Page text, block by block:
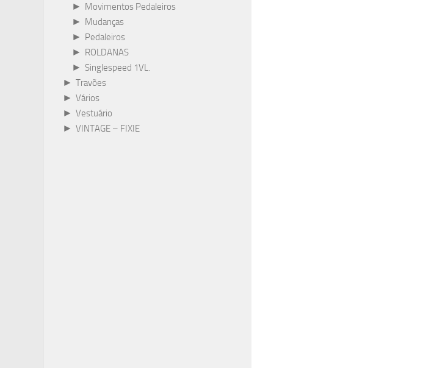
► Movimentos Pedaleiros
► Mudanças
► Pedaleiros
► ROLDANAS
► Singlespeed 1VL.
► Travões
► Vários
► Vestuário
► VINTAGE – FIXIE